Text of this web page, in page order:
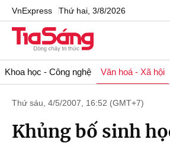
VnExpress Thứ hai, 3/8/2026
Khoa học - Công nghệ Văn hoá - Xã hội
Thứ sáu, 4/5/2007, 16:52 (GMT+7)
Khủng bố sinh